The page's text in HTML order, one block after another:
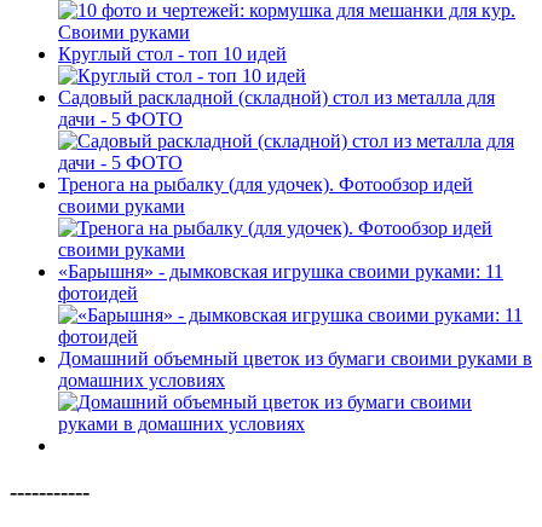
Круглый стол - топ 10 идей
Садовый раскладной (складной) стол из металла для
дачи - 5 ФОТО
Тренога на рыбалку (для удочек). Фотообзор идей
своими руками
«Барышня» - дымковская игрушка своими руками: 11
фотоидей
Домашний объемный цветок из бумаги своими руками в
домашних условиях
-----------